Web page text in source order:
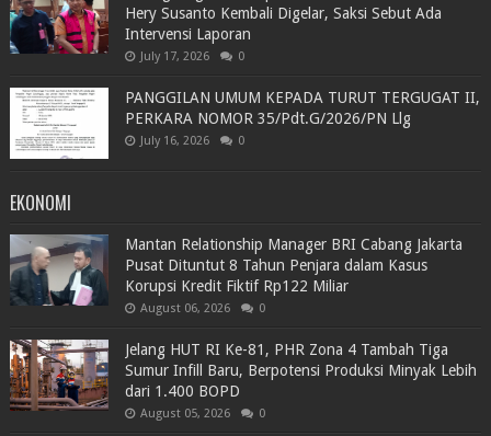
Hery Susanto Kembali Digelar, Saksi Sebut Ada
Intervensi Laporan
July 17, 2026 0
PANGGILAN UMUM KEPADA TURUT TERGUGAT II,
PERKARA NOMOR 35/Pdt.G/2026/PN Llg
July 16, 2026 0
EKONOMI
Mantan Relationship Manager BRI Cabang Jakarta
Pusat Dituntut 8 Tahun Penjara dalam Kasus
Korupsi Kredit Fiktif Rp122 Miliar
August 06, 2026 0
Jelang HUT RI Ke-81, PHR Zona 4 Tambah Tiga
Sumur Infill Baru, Berpotensi Produksi Minyak Lebih
dari 1.400 BOPD
August 05, 2026 0